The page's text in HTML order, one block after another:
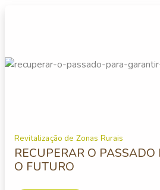
Revitalização de Zonas Rurais
RECUPERAR O
O FUTURO